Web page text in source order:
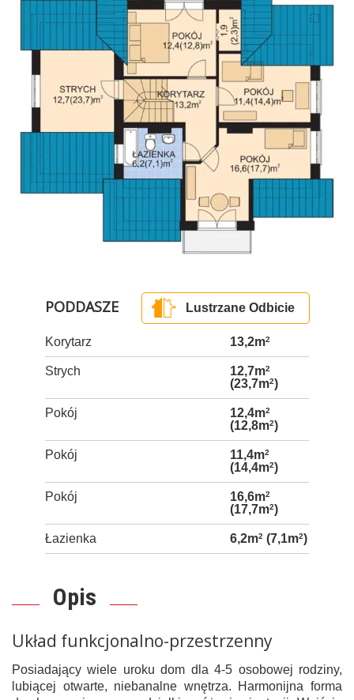
PODDASZE Lustrzane Odbicie
Korytarz 13,2m2
Strych 12,7m2
(23,7m2)
Pokój 12,4m2
(12,8m2)
Pokój 11,4m2
(14,4m2)
Pokój 16,6m2
(17,7m2)
Łazienka 6,2m2(7,1m2)
Opis
Układ funkcjonalno-przestrzenny
Posiadający wiele uroku dom dla 4-5 osobowej rodziny,
lubiącej otwarte, niebanalne wnętrza. Harmonijna forma